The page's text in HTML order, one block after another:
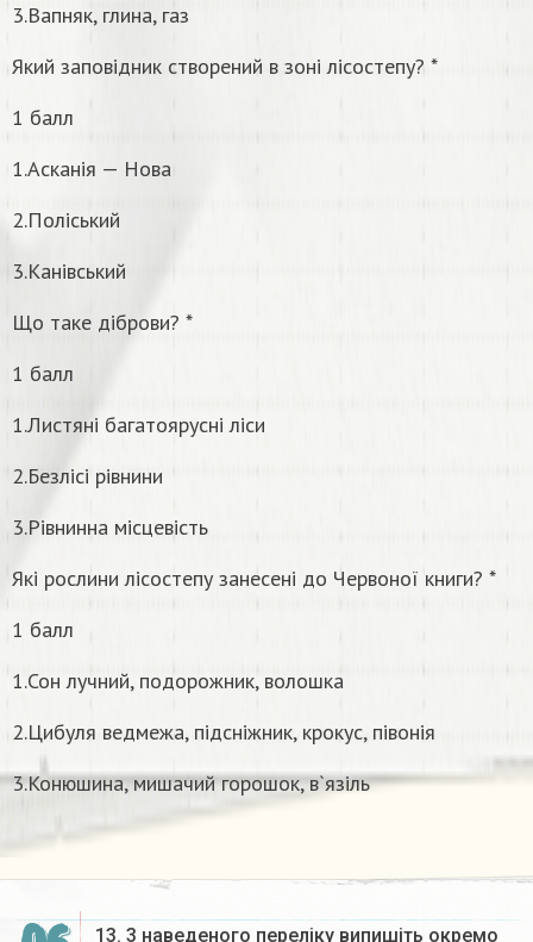
3.Вапняк, глина, газ
Який заповідник створений в зоні лісостепу? *
1 балл
1.Асканія — Нова
2.Поліський
3.Канівський
Що таке діброви? *
1 балл
1.Листяні багатоярусні ліси
2.Безлісі рівнини
3.Рівнинна місцевість
Які рослини лісостепу занесені до Червоної книги? *
1 балл
1.Сон лучний, подорожник, волошка
2.Цибуля ведмежа, підсніжник, крокус, півонія
3.Конюшина, мишачий горошок, в`язіль
13. 3 наведеного переліку випишіть окремо